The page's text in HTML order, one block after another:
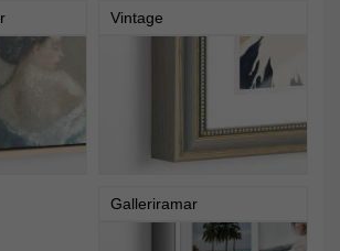
Vintage
Galleriramar